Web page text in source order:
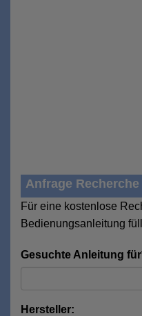
Anfrage
Für eine kostenlose
Bedienungsanleitung
Gesuchte Anleitung
Hersteller: